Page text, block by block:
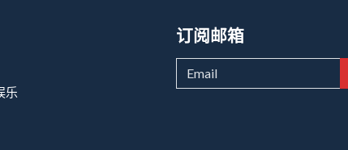
乐
订阅邮箱